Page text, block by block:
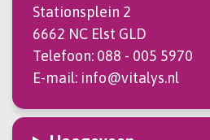
Stationsplein 2
6662 NC Elst GLD
Telefoon: 088 - 005 5970
E-mail: info@vitalys.nl